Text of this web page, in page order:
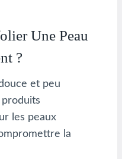
Une Peau
?
et peu
les peaux
la